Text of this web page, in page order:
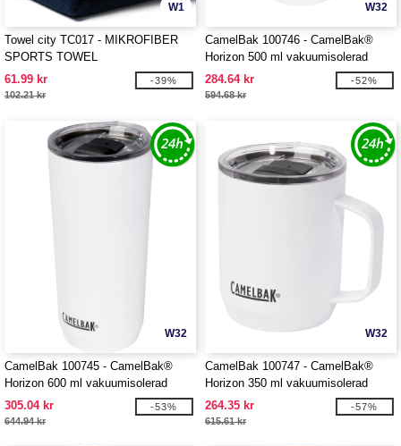
W1
Towel city TC017 - MIKROFIBER
SPORTS TOWEL
61.99 kr
102.21 kr
-39%
W32
CamelBak 100746 - CamelBak®
Horizon 500 ml vakuumisolerad
termos
284.64 kr
594.68 kr
-52%
W32
CamelBak 100745 - CamelBak®
Horizon 600 ml vakuumisolerad
termos
305.04 kr
644.94 kr
-53%
W32
CamelBak 100747 - CamelBak®
Horizon 350 ml vakuumisolerad
lägermugg
264.35 kr
615.61 kr
-57%